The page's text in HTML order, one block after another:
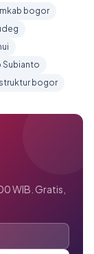
bogor
bogor
WIB. Gratis,